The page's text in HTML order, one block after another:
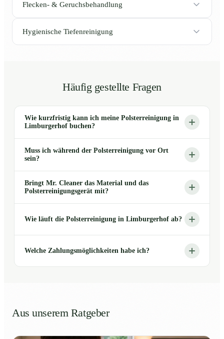
Flecken- & Geruchsbehandlung
Hygienische Tiefenreinigung
Häufig gestellte Fragen
Wie kurzfristig kann ich meine Polsterreinigung in
Limburgerhof buchen?
Muss ich während der Polsterreinigung vor Ort
sein?
Bringt Mr. Cleaner das Material und das
Polsterreinigungsgerät mit?
Wie läuft die Polsterreinigung in Limburgerhof ab?
Welche Zahlungsmöglichkeiten habe ich?
Aus unserem Ratgeber